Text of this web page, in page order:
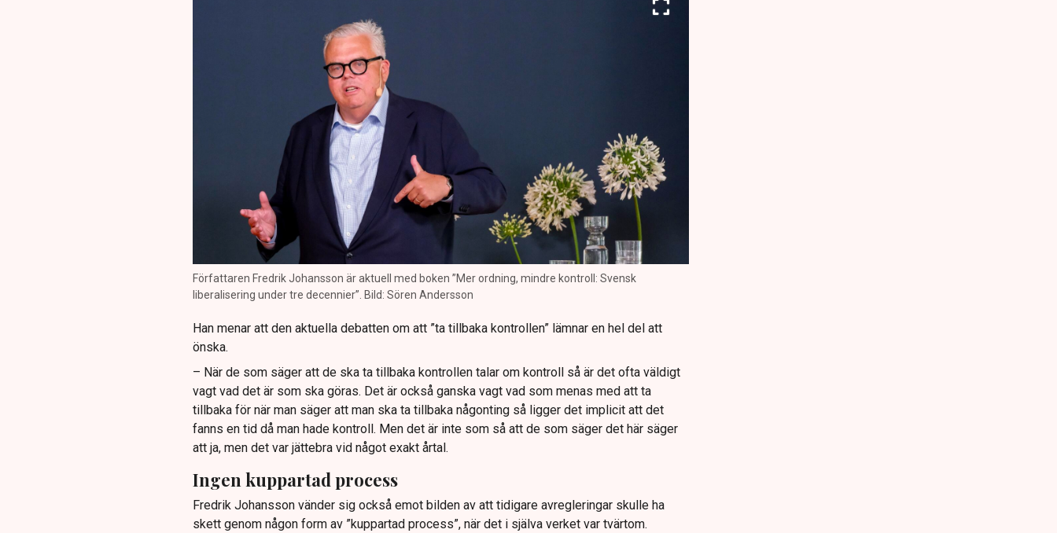
Författaren Fredrik Johansson är aktuell med boken ”Mer ordning, mindre kontroll: Svensk
liberalisering under tre decennier”. Bild: Sören Andersson
Han menar att den aktuella debatten om att ”ta tillbaka kontrollen” lämnar en hel del att
önska.
– När de som säger att de ska ta tillbaka kontrollen talar om kontroll så är det ofta väldigt
vagt vad det är som ska göras. Det är också ganska vagt vad som menas med att ta
tillbaka för när man säger att man ska ta tillbaka någonting så ligger det implicit att det
fanns en tid då man hade kontroll. Men det är inte som så att de som säger det här säger
att ja, men det var jättebra vid något exakt årtal.
Ingen kuppartad process
Fredrik Johansson vänder sig också emot bilden av att tidigare avregleringar skulle ha
skett genom någon form av ”kuppartad process”, när det i själva verket var tvärtom.